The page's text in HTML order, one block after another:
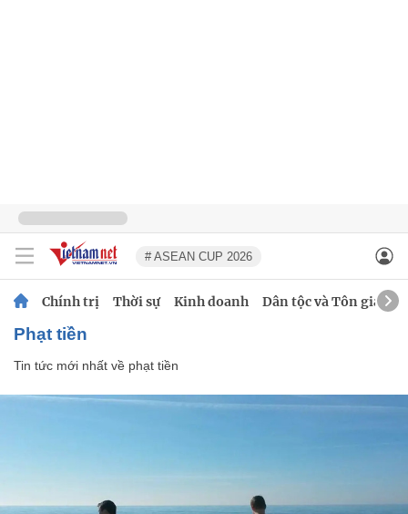
# ASEAN CUP 2026
Chính trị Thời sự Kinh doanh Dân tộc và Tôn giáo
phạt tiền
Tin tức mới nhất về phạt tiền